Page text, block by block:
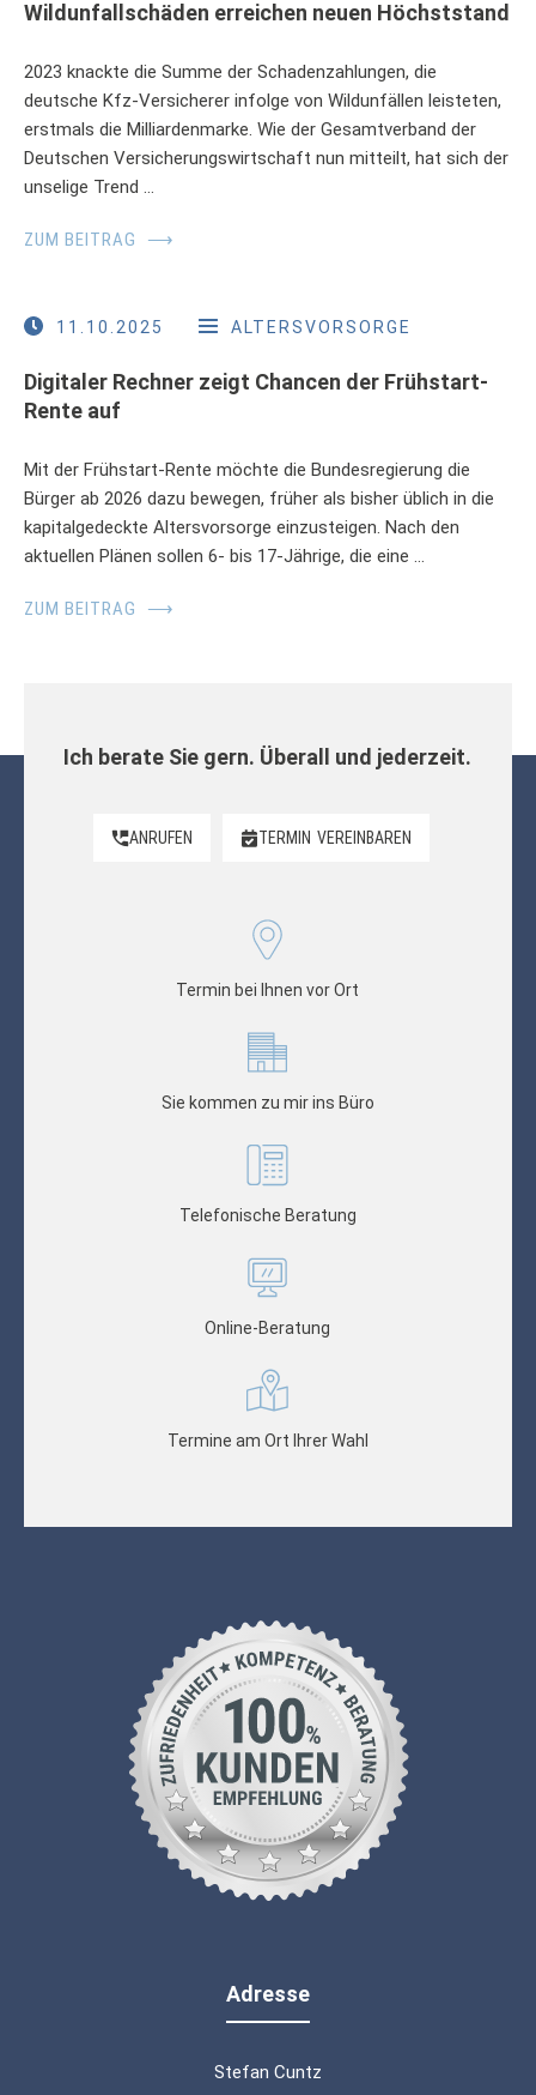
Wildunfallschäden erreichen neuen Höchststand
2023 knackte die Summe der Schadenzahlungen, die
deutsche Kfz-Versicherer infolge von Wildunfällen leisteten,
erstmals die Milliardenmarke. Wie der Gesamtverband der
Deutschen Versicherungswirtschaft nun mitteilt, hat sich der
unselige Trend …
ZUM BEITRAG ⟶
11.10.2025 ALTERSVORSORGE
Digitaler Rechner zeigt Chancen der Frühstart-
Rente auf
Mit der Frühstart-Rente möchte die Bundesregierung die
Bürger ab 2026 dazu bewegen, früher als bisher üblich in die
kapitalgedeckte Altersvorsorge einzusteigen. Nach den
aktuellen Plänen sollen 6- bis 17-Jährige, die eine …
ZUM BEITRAG ⟶
Ich berate Sie gern. Überall und jederzeit.
ANRUFEN TERMIN VEREINBAREN
Termin bei Ihnen vor Ort
Sie kommen zu mir ins Büro
Telefonische Beratung
Online-Beratung
Termine am Ort Ihrer Wahl
Adresse
Stefan Cuntz